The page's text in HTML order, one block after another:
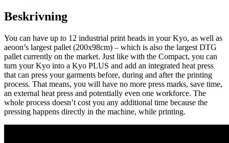
Beskrivning
You can have up to 12 industrial print heads in your Kyo, as well as
aeoon’s largest pallet (200x98cm) – which is also the largest DTG
pallet currently on the market. Just like with the Compact, you can
turn your Kyo into a Kyo PLUS and add an integrated heat press
that can press your garments before, during and after the printing
process. That means, you will have no more press marks, save time,
an external heat press and potentially even one workforce. The
whole process doesn’t cost you any additional time because the
pressing happens directly in the machine, while printing.